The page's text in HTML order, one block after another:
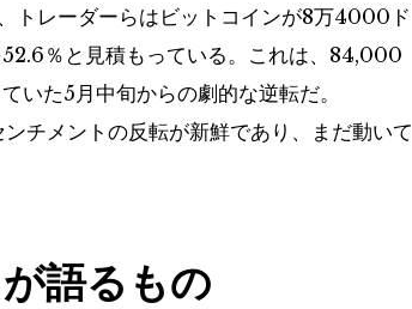
トレーダーらはビットコインが8万4000ド
％と見積もっている。これは、84,000
いた5月中旬からの劇的な逆転だ。
チメントの反転が新鮮であり、まだ動いて
語るもの